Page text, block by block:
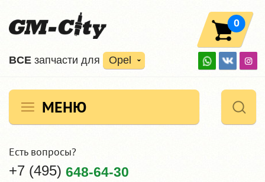
ВCE запчасти для Opel
0
МЕНЮ
Есть вопросы?
+7 (495) 648-64-30